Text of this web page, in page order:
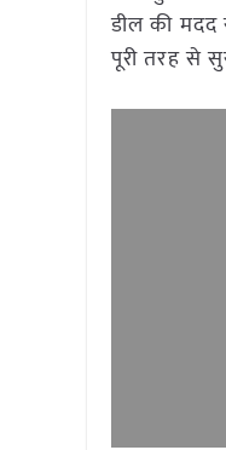
डील की मदद
पूरी तरह से